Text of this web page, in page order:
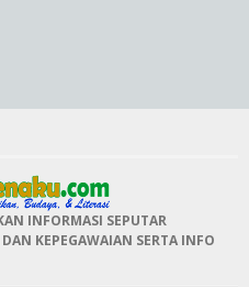
INFORMASI SEPUTAR
KEPEGAWAIAN SERTA INFO